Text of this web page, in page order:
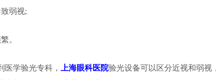
弱视;
。
学验光专科， 上海眼科医院‬‬‬验光设备可以区分近视和弱视